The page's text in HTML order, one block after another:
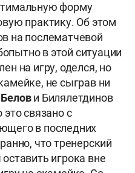
форму
практику. Об этом
на послематчевой
в этой ситуации
на игру, оделся, но
не сыграв ни
и Билялетдинов
это связано с
в последних
что тренерский
игрока вне